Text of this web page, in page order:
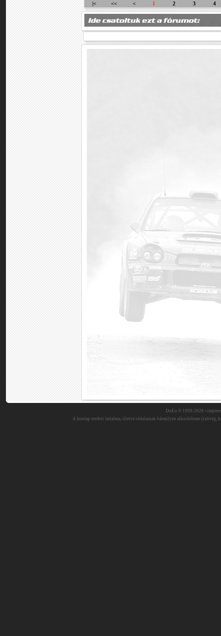
|<
<< < 1 2 3 4
DuEn © 1999-2026 •
A honlap eredeti tartalma, illetve oldalainak bármilyen alkotóeleme (szöveg,